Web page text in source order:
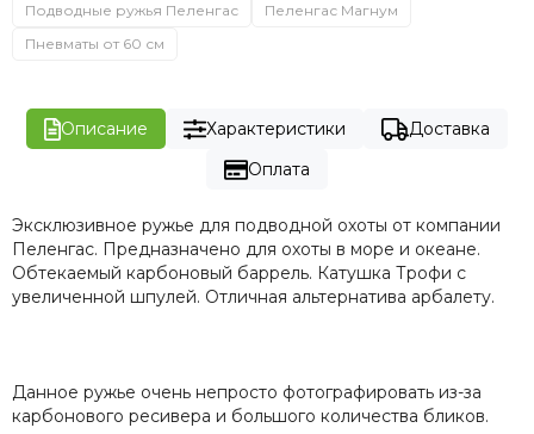
Подводные ружья Пеленгас
Пеленгас Магнум
Пневматы от 60 см
Описание Характеристики
Доставка
Оплата
Эксклюзивное ружье для подводной охоты от компании
Пеленгас. Предназначено для охоты в море и океане.
Обтекаемый карбоновый баррель. Катушка Трофи с
увеличенной шпулей. Отличная альтернатива арбалету.
Данное ружье очень непросто фотографировать из-за
карбонового ресивера и большого количества бликов.